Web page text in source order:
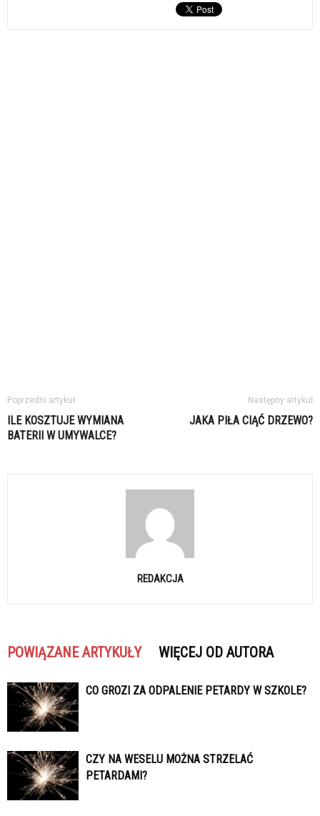
Poprzedni artykuł
ILE KOSZTUJE WYMIANA
BATERII W UMYWALCE?
Następny artykuł
JAKA PIŁA CIĄĆ DRZEWO?
REDAKCJA
POWIĄZANE ARTYKUŁY WIĘCEJ OD AUTORA
CO GROZI ZA ODPALENIE PETARDY W SZKOLE?
CZY NA WESELU MOŻNA STRZELAĆ
PETARDAMI?